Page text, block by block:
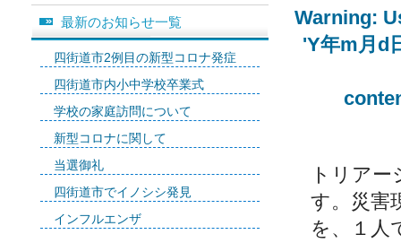
Warning:
'Y年m月d
トリア
す。災害
を、１人
最新のお知らせ一覧
四街道市2例目の新型コロナ発症
四街道市内小中学校卒業式
学校の家庭訪問について
新型コロナに関して
当選御礼
四街道市でイノシシ発見
インフルエンザ